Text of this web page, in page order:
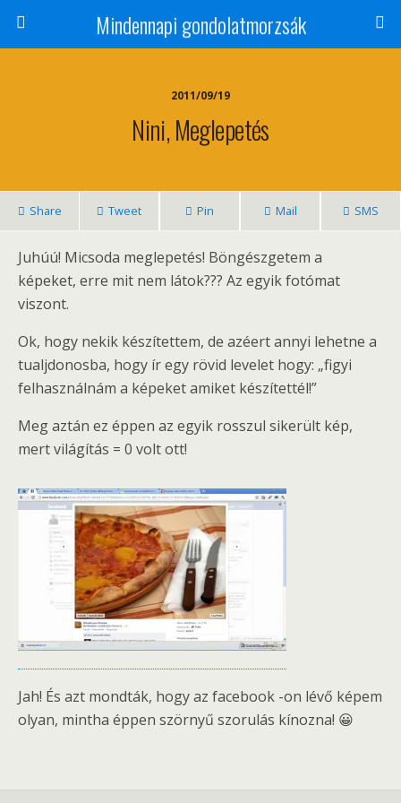
Mindennapi gondolatmorzsák
2011/09/19
Nini, Meglepetés
Share Tweet Pin Mail SMS
Juhúú! Micsoda meglepetés! Böngészgetem a
képeket, erre mit nem látok??? Az egyik fotómat
viszont.
Ok, hogy nekik készítettem, de azéert annyi lehetne a
tualjdonosba, hogy ír egy rövid levelet hogy: „figyi
felhasználnám a képeket amiket készítettél!”
Meg aztán ez éppen az egyik rosszul sikerült kép,
mert világítás = 0 volt ott!
Jah! És azt mondták, hogy az facebook -on lévő képem
olyan, mintha éppen szörnyű szorulás kínozna! 😀